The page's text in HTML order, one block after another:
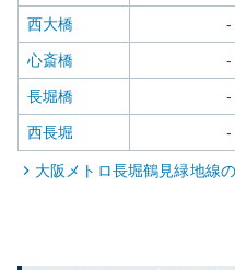
西大橋 -
心斎橋 -
長堀橋 -
西長堀 -
大阪メトロ長堀鶴見緑地線